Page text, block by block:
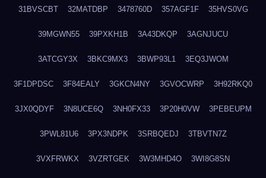
31BVSCBT 32MATDBP 3478760D 357AGF1F 35HVS0VG
39MGWN55 39PXKH1B 3A43DKQP 3AGNJUCU
3ATCGY3X 3BKC9MX3 3BWP93L1 3EQ3JWOM
3F1DPDSC 3F84EALY 3GKCN4NY 3GVOCWRP 3H92RKQ0
3JX0QDYF 3N8UCE6Q 3NH0FX33 3P20H0VW 3PEBEUPM
3PWL81U6 3PX3NDPK 3SRBQEDJ 3TBVTN7Z
3VXFRWKX 3VZRTGEK 3W3MHD4O 3WI8G8SN